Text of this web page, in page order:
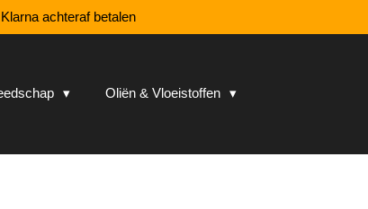
Klarna achteraf betalen
Oliën & Vloeistoffen